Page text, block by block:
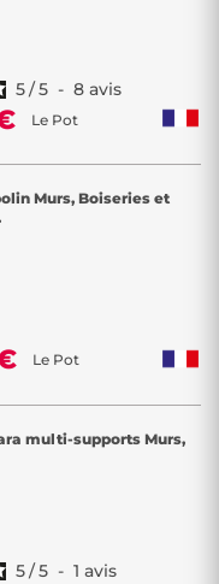
5/5 - 8 avis
Le Pot
Murs, Boiseries et
Le Pot
multi-supports Murs,
5/5 - 1 avis